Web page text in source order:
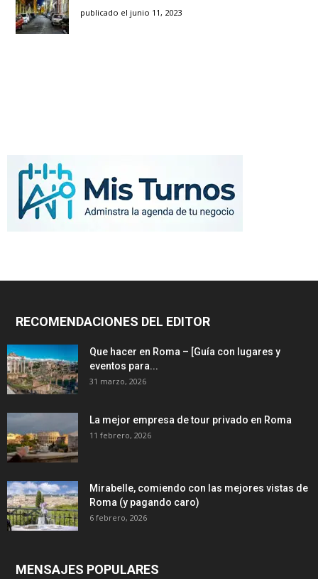
publicado el junio 11, 2023
RECOMENDACIONES DEL EDITOR
Que hacer en Roma – [Guía con lugares y
eventos para...
31 marzo, 2026
La mejor empresa de tour privado en Roma
11 febrero, 2026
Mirabelle, comiendo con las mejores vistas de
Roma (y pagando caro)
6 febrero, 2026
MENSAJES POPULARES